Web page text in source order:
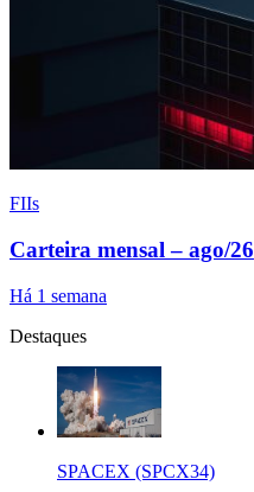
FIIs
Carteira mensal – ago/26
Há 1 semana
Destaques
SPACEX (SPCX34)